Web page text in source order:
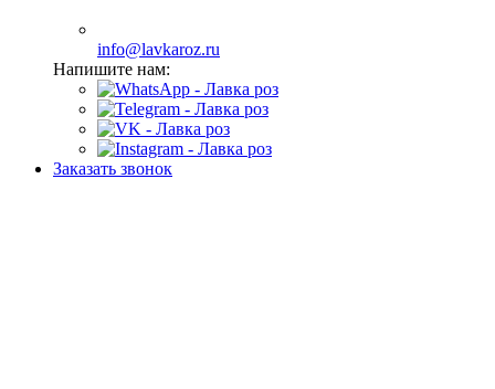
info@lavkaroz.ru
Напишите нам:
Заказать звонок